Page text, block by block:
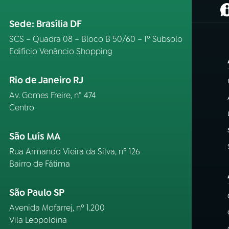
Sede: Brasília DF
SCS – Quadra 08 – Bloco B 50/60 – 1º Subsolo
Edifício Venâncio Shopping
Rio de Janeiro RJ
Av. Gomes Freire, n° 474
Centro
São Luís MA
Rua Armando Vieira da Silva, nº 126
Bairro de Fátima
São Paulo SP
Avenida Mofarrej, nº 1.200
Vila Leopoldina